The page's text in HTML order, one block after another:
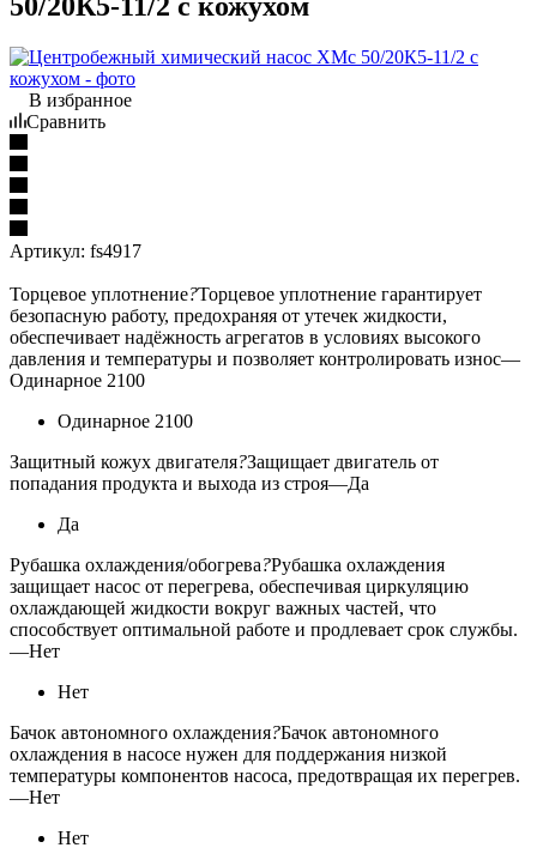
В избранное
Сравнить
Артикул: fs4917
Торцевое уплотнение?Торцевое уплотнение гарантирует
безопасную работу, предохраняя от утечек жидкости,
обеспечивает надёжность агрегатов в условиях высокого
давления и температуры и позволяет контролировать износ—
Одинарное 2100
Одинарное 2100
Защитный кожух двигателя?Защищает двигатель от
попадания продукта и выхода из строя—Да
Да
Рубашка охлаждения/обогрева?Рубашка охлаждения
защищает насос от перегрева, обеспечивая циркуляцию
охлаждающей жидкости вокруг важных частей, что
способствует оптимальной работе и продлевает срок службы.
—Нет
Нет
Бачок автономного охлаждения?Бачок автономного
охлаждения в насосе нужен для поддержания низкой
температуры компонентов насоса, предотвращая их перегрев.
—Нет
Нет